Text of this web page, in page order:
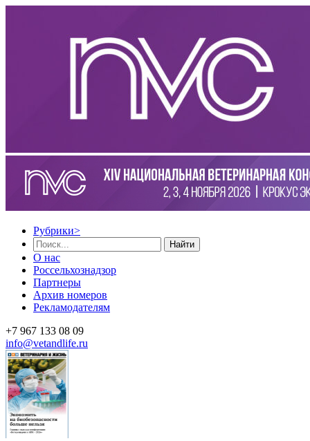
Рубрики>
Найти
О нас
Россельхознадзор
Партнеры
Архив номеров
Рекламодателям
+7 967 133 08 09
info@vetandlife.ru